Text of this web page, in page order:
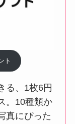
ト
る、1枚6円
。10種類か
真にぴった